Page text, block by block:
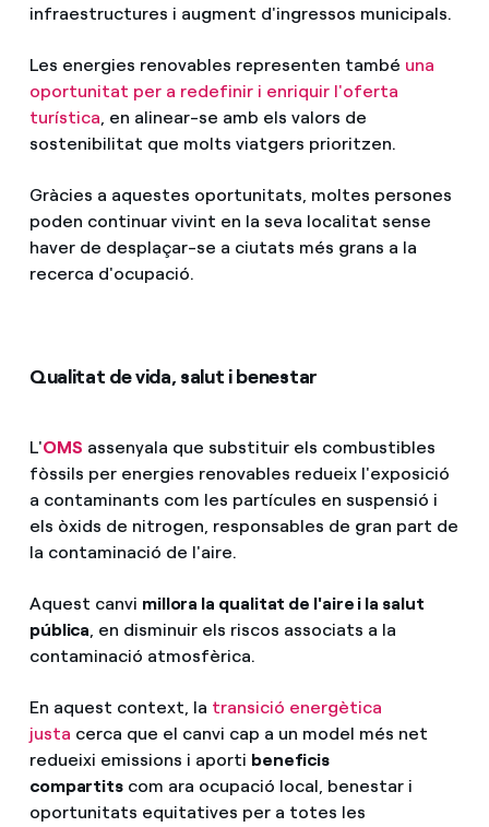
infraestructures i augment d'ingressos municipals.
Les energies renovables representen també una
oportunitat per a redefinir i enriquir l'oferta
turística, en alinear-se amb els valors de
sostenibilitat que molts viatgers prioritzen.
Gràcies a aquestes oportunitats, moltes persones
poden continuar vivint en la seva localitat sense
haver de desplaçar-se a ciutats més grans a la
recerca d'ocupació.
Qualitat de vida, salut i benestar
L'OMS assenyala que substituir els combustibles
fòssils per energies renovables redueix l'exposició
a contaminants com les partícules en suspensió i
els òxids de nitrogen, responsables de gran part de
la contaminació de l'aire.
Aquest canvi millora la qualitat de l'aire i la salut
pública, en disminuir els riscos associats a la
contaminació atmosfèrica.
En aquest context, la transició energètica
justa cerca que el canvi cap a un model més net
redueixi emissions i aporti beneficis
compartits com ara ocupació local, benestar i
oportunitats equitatives per a totes les